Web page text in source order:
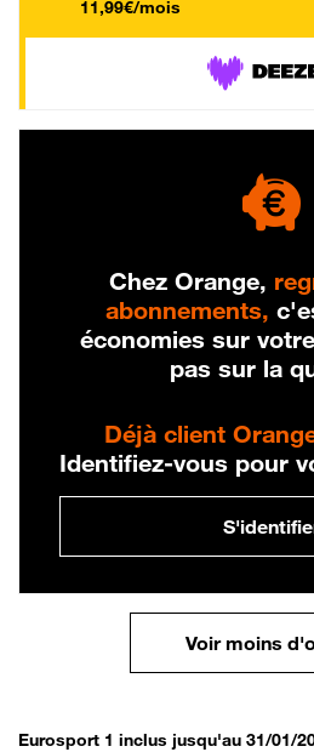
11,99€/mois
Chez Orange,
abonnements,
économies sur
pas sur la
Déjà client
Identifiez-vous pour
Voir moins
Eurosport 1 inclus jusqu'au 31/01/